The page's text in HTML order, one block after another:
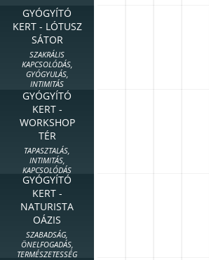
GYÓGYÍTÓ
KERT - LÓTUSZ
SÁTOR
SZAKRÁLIS
KAPCSOLÓDÁS,
GYÓGYULÁS,
INTIMITÁS
GYÓGYÍTÓ
KERT -
WORKSHOP
TÉR
TAPASZTALÁS,
INTIMITÁS,
KAPCSOLÓDÁS
GYÓGYÍTÓ
KERT -
NATURISTA
OÁZIS
SZABADSÁG,
ÖNELFOGADÁS,
TERMÉSZETESSÉG